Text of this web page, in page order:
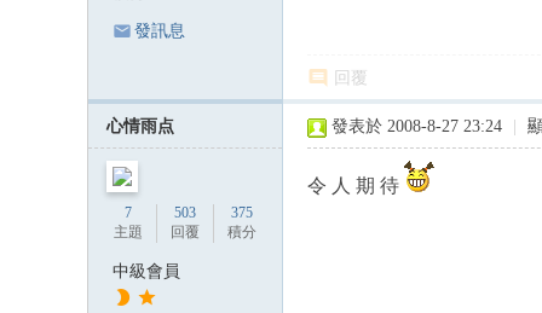
發訊息
回覆
心情雨点
7
主題
503
回覆
375
積分
中級會員
發表於 2008-8-27 23:24
令 人 期 待